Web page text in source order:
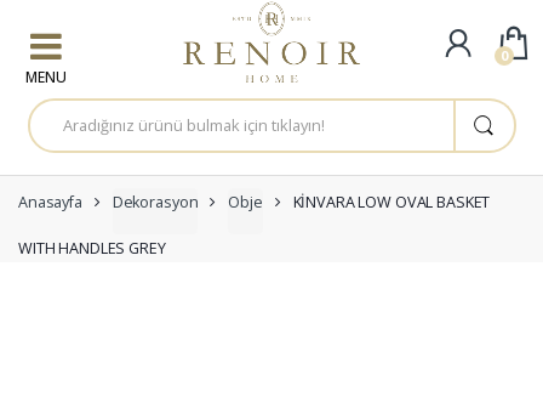
A
r
a
a
:
Anasayfa Dekorasyon Obje KİNVARA LOW OVAL BASKET
WITH HANDLES GREY
0